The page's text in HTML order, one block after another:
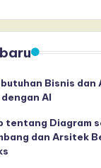
Bisnis
AI
tentang Diagram
dan Arsitek